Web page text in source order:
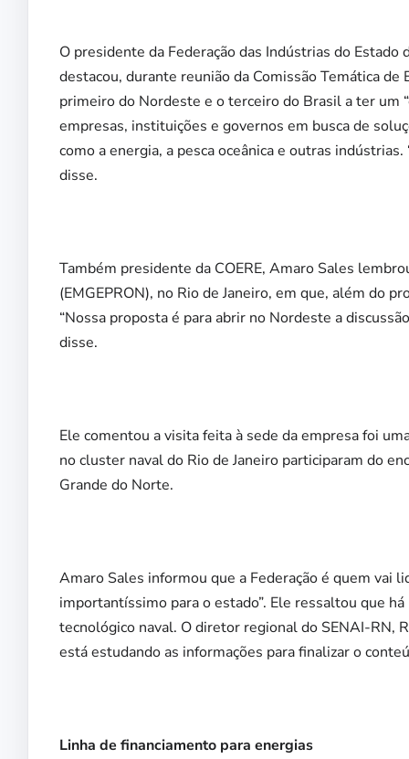
O presidente da Federação das Indústrias do
destacou, durante reunião da Comissão Temática de
primeiro do Nordeste e o terceiro do Brasil a ter um
empresas, instituições e governos em busca de
como a energia, a pesca oceânica e outras
disse.
Também presidente da COERE, Amaro Sales
(EMGEPRON), no Rio de Janeiro, em que, além do
“Nossa proposta é para abrir no Nordeste a
disse.
Ele comentou a visita feita à sede da empresa foi
no cluster naval do Rio de Janeiro participaram do
Grande do Norte.
Amaro Sales informou que a Federação é quem
importantíssimo para o estado”. Ele ressaltou que
tecnológico naval. O diretor regional do SENAI-RN,
está estudando as informações para finalizar o
Linha de financiamento para energias